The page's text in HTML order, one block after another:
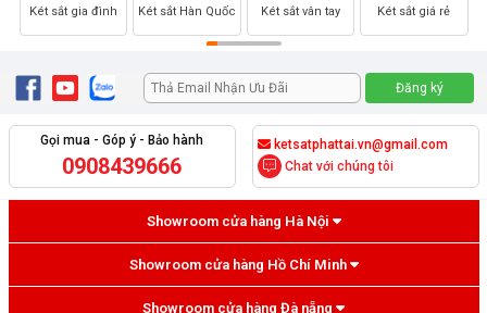
Két sắt gia đình Két sắt Hàn Quốc Két sắt vân tay Két sắt giá rẻ
Gọi mua - Góp ý - Bảo hành
0908439666
ketsatphattai.vn@gmail.com
Chat với chúng tôi
Showroom cửa hàng Hà Nội
Showroom cửa hàng Hồ Chí Minh
Showroom cửa hàng Đà nẵng